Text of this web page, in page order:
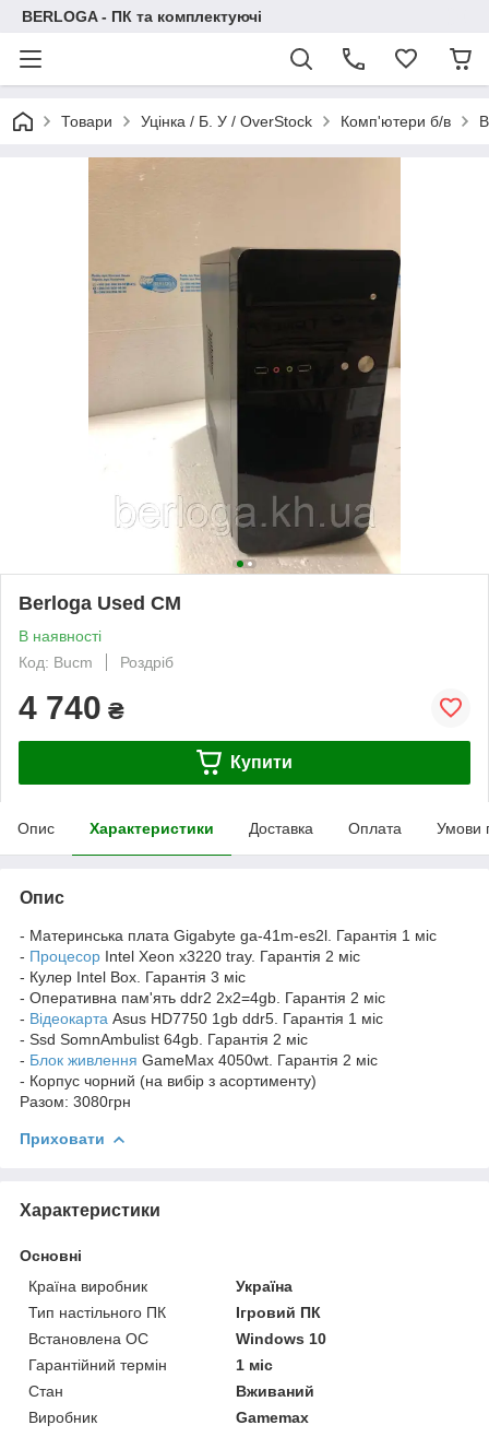
BERLOGA - ПК та комплектуючі
Товари Уцінка / Б. У / OverStock Комп'ютери б/в
Berloga Used CM
В наявності
Код: Bucm
Роздріб
4 740 ₴
Купити
Опис Характеристики Доставка Оплата Умови
Опис
- Материнська плата Gigabyte ga-41m-es2l. Гарантія 1 міс
- Процесор Intel Xeon x3220 tray. Гарантія 2 міс
- Кулер Intel Box. Гарантія 3 міс
- Оперативна пам'ять ddr2 2x2=4gb. Гарантія 2 міс
- Відеокарта Asus HD7750 1gb ddr5. Гарантія 1 міс
- Ssd SomnAmbulist 64gb. Гарантія 2 міс
- Блок живлення GameMax 4050wt. Гарантія 2 міс
- Корпус чорний (на вибір з асортименту)
Разом: 3080грн
Приховати
Характеристики
Основні
Країна виробник
Україна
Тип настільного ПК
Ігровий ПК
Встановлена ОС
Windows 10
Гарантійний термін
1 міс
Стан
Вживаний
Виробник
Gamemax